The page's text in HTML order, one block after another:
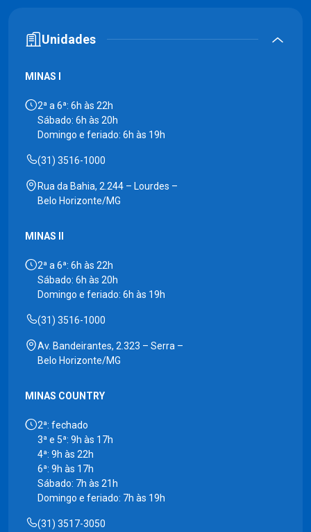
Unidades
MINAS I
2ª a 6ª: 6h às 22h
Sábado: 6h às 20h
Domingo e feriado: 6h às 19h
(31) 3516-1000
Rua da Bahia, 2.244 – Lourdes –
Belo Horizonte/MG
MINAS II
2ª a 6ª: 6h às 22h
Sábado: 6h às 20h
Domingo e feriado: 6h às 19h
(31) 3516-1000
Av. Bandeirantes, 2.323 – Serra –
Belo Horizonte/MG
MINAS COUNTRY
2ª: fechado
3ª e 5ª: 9h às 17h
4ª: 9h às 22h
6ª: 9h às 17h
Sábado: 7h às 21h
Domingo e feriado: 7h às 19h
(31) 3517-3050